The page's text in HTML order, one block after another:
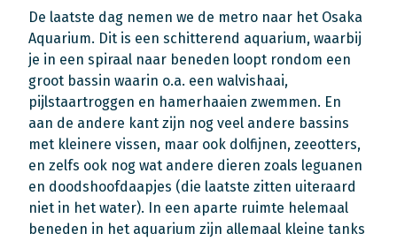
De laatste dag nemen we de metro naar het Osaka
Aquarium. Dit is een schitterend aquarium, waarbij
je in een spiraal naar beneden loopt rondom een
groot bassin waarin o.a. een walvishaai,
pijlstaartroggen en hamerhaaien zwemmen. En
aan de andere kant zijn nog veel andere bassins
met kleinere vissen, maar ook dolfijnen, zeeotters,
en zelfs ook nog wat andere dieren zoals leguanen
en doodshoofdaapjes (die laatste zitten uiteraard
niet in het water). In een aparte ruimte helemaal
beneden in het aquarium zijn allemaal kleine tanks